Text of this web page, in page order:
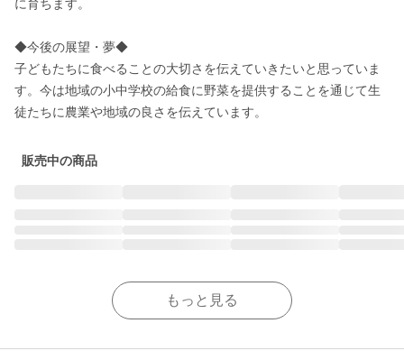
に育ちます。
◆今後の展望・夢◆
子どもたちに食べることの大切さを伝えていきたいと思っていま
す。今は地域の小中学校の給食に野菜を提供することを通じて生
徒たちに農業や地域の良さを伝えています。
販売中の商品
もっと見る